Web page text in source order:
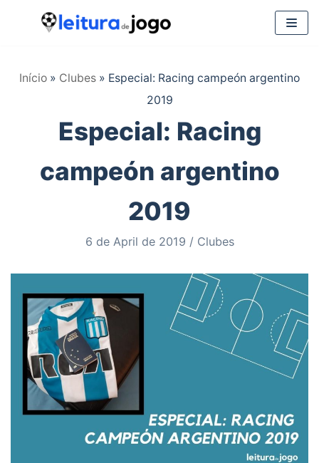
contenido
Início » Clubes » Especial: Racing campeón argentino
2019
Especial: Racing
campeón argentino
2019
6 de April de 2019 Clubes